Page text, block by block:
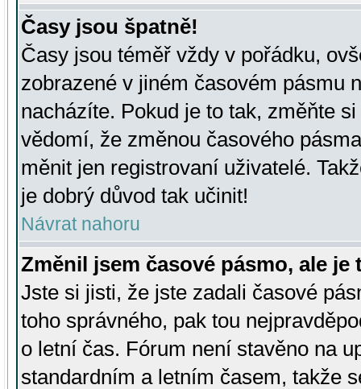
Časy jsou špatně!
Časy jsou téměř vždy v pořádku,
zobrazené v jiném časovém pásmu
nacházíte. Pokud je to tak, změňte
vědomí, že změnou časového
měnit jen registrovaní uživatelé.
je dobrý důvod tak učinit!
Návrat nahoru
Změnil jsem časové pásmo, ale je
Jste si jisti, že jste zadali časové
toho správného, pak tou
o letní čas. Fórum není stavěno na
standardním a letním časem, takže